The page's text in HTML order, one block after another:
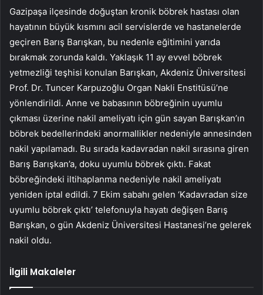
Gazipaşa ilçesinde doğuştan kronik böbrek hastası olan
hayatının büyük kısmını acil servislerde ve hastanelerde
geçiren Barış Barışkan, bu nedenle eğitimini yarıda
bırakmak zorunda kaldı. Yaklaşık 11 ay evvel böbrek
yetmezliği teşhisi konulan Barışkan, Akdeniz Üniversitesi
Prof. Dr. Tuncer Karpuzoğlu Organ Nakli Enstitüsü’ne
yönlendirildi. Anne ve babasının böbreğinin uyumlu
çıkması üzerine nakil ameliyatı için gün sayan Barışkan’ın
böbrek bedellerindeki anormallikler nedeniyle annesinden
nakil yapılamadı. Bu sırada kadavradan nakil sırasına giren
Barış Barışkan’a, doku uyumlu böbrek çıktı. Fakat
böbreğindeki iltihaplanma nedeniyle nakil ameliyatı
yeniden iptal edildi. 7 Ekim sabahı gelen ‘Kadavradan size
uyumlu böbrek çıktı’ telefonuyla hayatı değişen Barış
Barışkan, o gün Akdeniz Üniversitesi Hastanesi’ne gelerek
nakil oldu.
İlgili Makaleler